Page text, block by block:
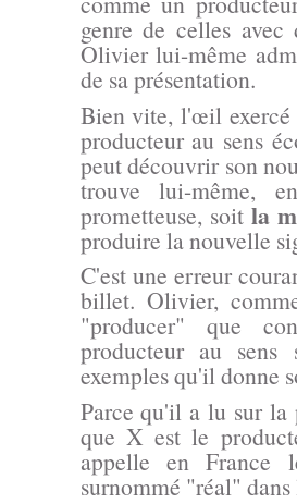
genre de celles avec
Olivier lui-même
de sa présentation.
Bien vite, l'œil exercé
producteur au sens
peut découvrir son
trouve lui-même,
prometteuse, soit la
produire la nouvelle
C'est une erreur
billet. Olivier,
"producer" que
producteur au
exemples qu'il donne
Parce qu'il a lu sur la
que X est le
appelle en France
surnommé "réal"